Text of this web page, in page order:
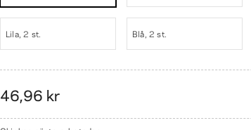
Lila, 2 st. Blå, 2 st.
46,96 kr